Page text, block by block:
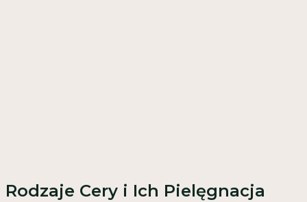
Rodzaje Cery i Ich Pielęgnacja